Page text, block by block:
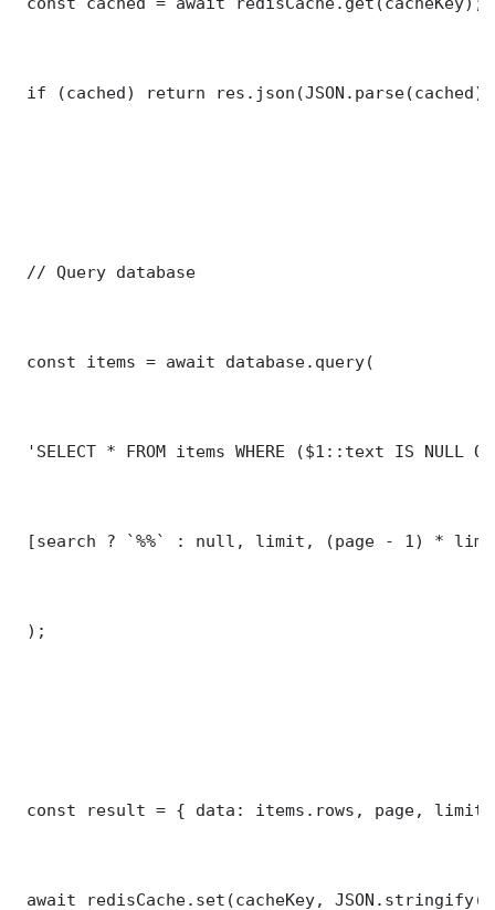
if (cached) return
// Query database
const items = await database.query(
'SELECT * FROM items WHERE ($1::text IS NULL
[search ? `%%` : null, limit, (page - 1) *
);
const result = { data: items.rows, page,
await redisCache.set(cacheKey,